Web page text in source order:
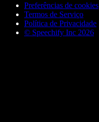
Preferências de cookies
Termos de Serviço
Política de Privacidade
© Speechify Inc 2026